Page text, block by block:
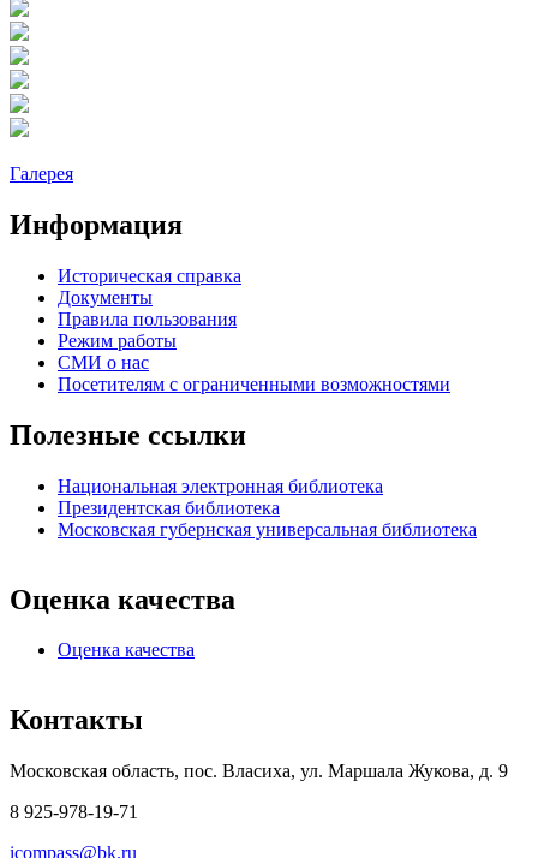
Галерея
Информация
Историческая справка
Документы
Правила пользования
Режим работы
СМИ о нас
Посетителям с ограниченными возможностями
Полезные ссылки
Национальная электронная библиотека
Президентская библиотека
Московская губернская универсальная библиотека
Оценка качества
Оценка качества
Контакты
Московская область, пос. Власиха, ул. Маршала Жукова, д. 9
8 925-978-19-71
icompass@bk.ru